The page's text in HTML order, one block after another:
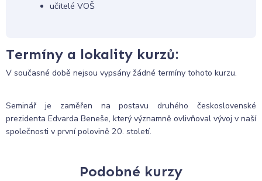
učitelé VOŠ
Termíny a lokality kurzů:
V současné době nejsou vypsány žádné termíny tohoto kurzu.
Seminář je zaměřen na postavu druhého československé
prezidenta Edvarda Beneše, který významně ovlivňoval vývoj v naší
společnosti v první polovině 20. století.
Podobné kurzy